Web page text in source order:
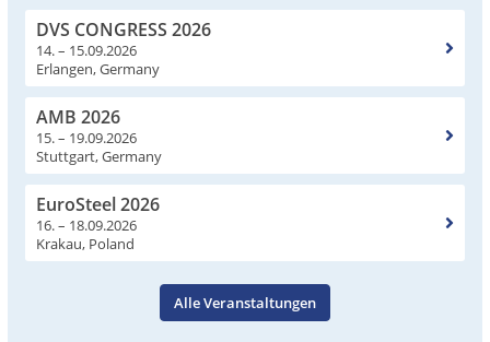
DVS CONGRESS 2026
14. – 15.09.2026
Erlangen, Germany
AMB 2026
15. – 19.09.2026
Stuttgart, Germany
EuroSteel 2026
16. – 18.09.2026
Krakau, Poland
Alle Veranstaltungen